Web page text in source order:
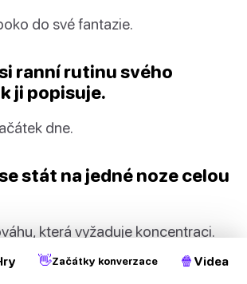
do své fantazie.
ranní rutinu svého
ji popisuje.
dne.
stát na jedné noze celou
která vyžaduje koncentraci.
si kámen, nůžky, papír s
👋Začátky konverzace 🍿 Videa